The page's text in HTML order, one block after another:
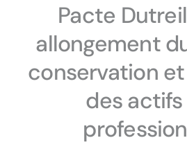
Pacte
allongement
conservation
des